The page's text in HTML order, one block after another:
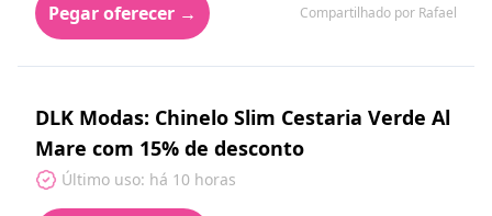
Pegar oferecer → Compartilhado por Rafael
DLK Modas: Chinelo Slim Cestaria Verde Al
Mare com 15% de desconto
Último uso: há 10 horas